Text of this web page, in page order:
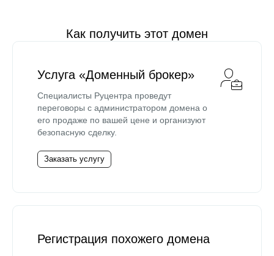
Как получить этот домен
Услуга «Доменный брокер»
Специалисты Руцентра проведут
переговоры с администратором домена о
его продаже по вашей цене и организуют
безопасную сделку.
Заказать услугу
Регистрация похожего домена